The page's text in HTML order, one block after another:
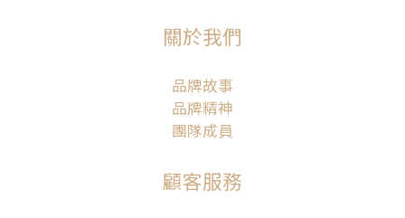
關於我們
品牌故事
品牌精神
團隊成員
顧客服務